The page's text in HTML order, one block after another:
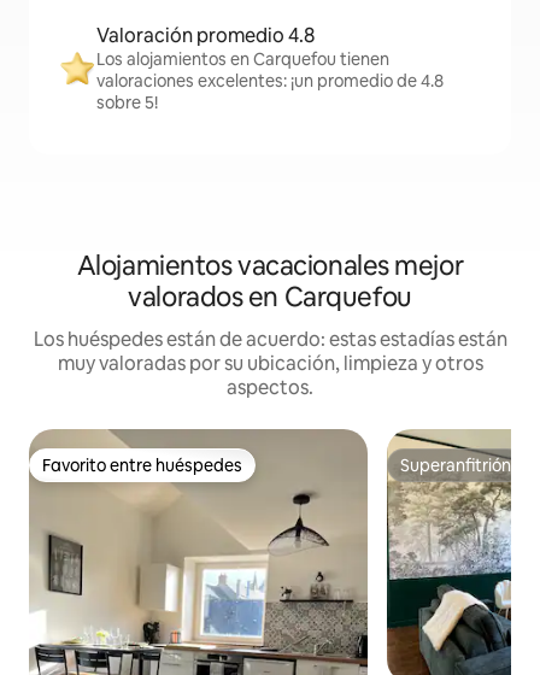
Valoración promedio 4.8
Los alojamientos en Carquefou tienen
valoraciones excelentes: ¡un promedio de 4.8
sobre 5!
Alojamientos vacacionales mejor
valorados en Carquefou
Los huéspedes están de acuerdo: estas estadías están
muy valoradas por su ubicación, limpieza y otros
aspectos.
Favorito entre huéspedes
Favorito entre huéspedes Superanfitrión
Superanfitrión